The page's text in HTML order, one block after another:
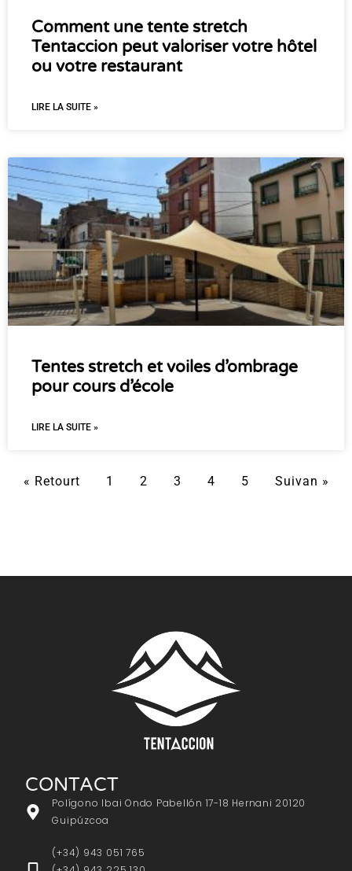
Comment une tente stretch
Tentaccion peut valoriser votre hôtel
ou votre restaurant
LIRE LA SUITE »
Tentes stretch et voiles d’ombrage
pour cours d’école
LIRE LA SUITE »
« Retourt 1 2 3 4 5 Suivan »
CONTACT
Polígono Ibai Ondo Pabellón 17-18 Hernani 20120
Guipúzcoa
(+34) 943 051 765